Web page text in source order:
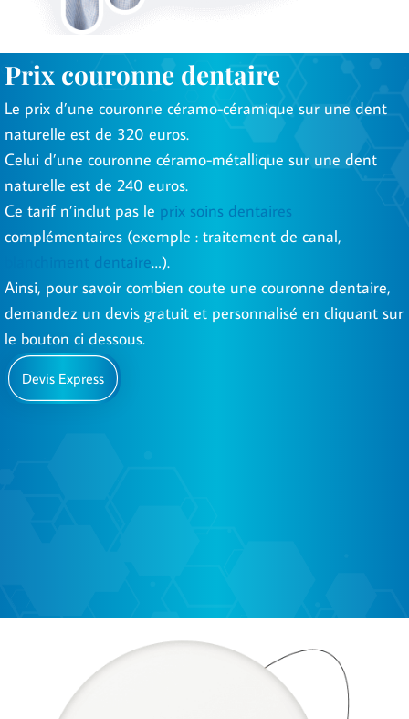
Prix couronne dentaire
Le prix d’une couronne céramo-céramique sur une dent
naturelle est de 320 euros.
Celui d’une couronne céramo-métallique sur une dent
naturelle est de 240 euros.
Ce tarif n’inclut pas le prix soins dentaires
complémentaires (exemple : traitement de canal,
blanchiment dentaire…).
Ainsi, pour savoir combien coute une couronne dentaire,
demandez un devis gratuit et personnalisé en cliquant sur
le bouton ci dessous.
Devis Express